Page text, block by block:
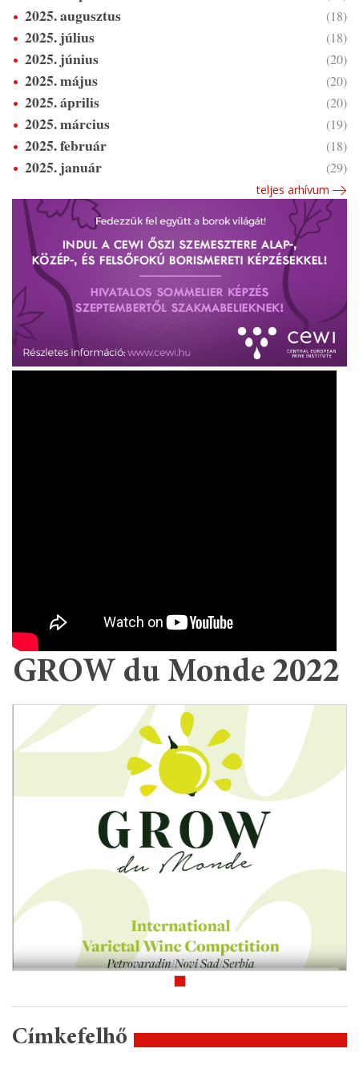
2025. augusztus (18)
2025. július (18)
2025. június (20)
2025. május (20)
2025. április (20)
2025. március (19)
2025. február (18)
2025. január (29)
teljes arhívum
GROW du Monde 2022
Címkefelhő